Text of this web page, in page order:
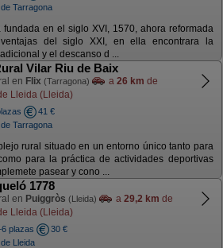
Tarragona
fundada en el siglo XVI, 1570, ahora reformada
del siglo XXI, en ella encontrara la
y el descanso d ...
Vilar Riu de Baix
en Flix (Tarragona) a 26 km de
Lleida (Lleida)
41 €
Tarragona
rural situado en un entorno único tanto para
para la práctica de actividades deportivas
pasear y cono ...
1778
en Puiggròs (Lleida) a 29,2 km de
Lleida (Lleida)
plazas
30 €
Lleida